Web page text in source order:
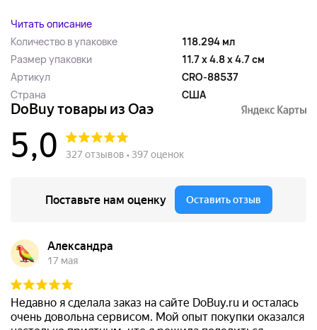
Читать описание
Количество в упаковке
118.294 мл
Размер упаковки
11.7 x 4.8 x 4.7 см
Артикул
CRO-88537
Страна
США